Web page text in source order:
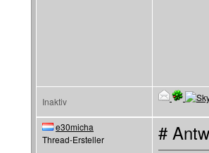
Inaktiv
e30micha
Thread-Ersteller
#